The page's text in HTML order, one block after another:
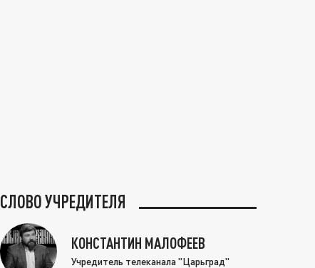
СЛОВО УЧРЕДИТЕЛЯ
КОНСТАНТИН МАЛОФЕЕВ
Учредитель телеканала "Царьград"